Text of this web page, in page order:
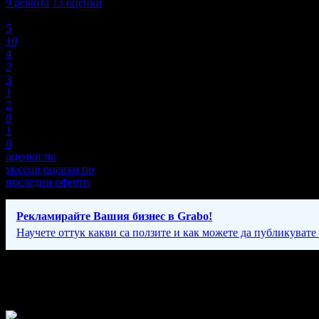
9 ревюта 13 оценки
5
10
4
2
3
1
2
0
1
0
оценки по
месеци оценки по
последни оферти
Рекламирайте Вашия бизнес в Grabo!
Научете оттук какви са ползите и как можете да публикувате